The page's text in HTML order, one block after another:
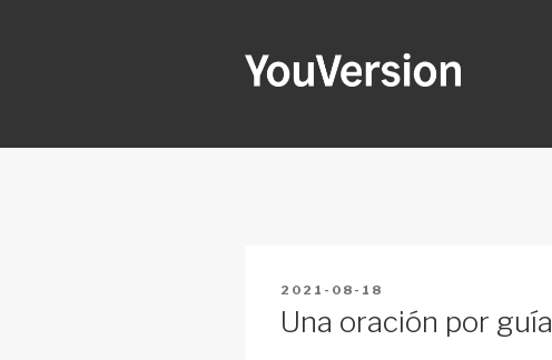
POSTED
2021-08-18
Una oración por guía